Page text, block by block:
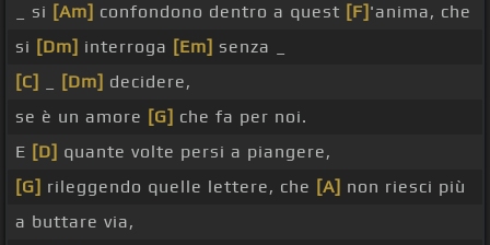
_ si [Am] confondono dentro a quest [F] 'anima, che
si [Dm] interroga [Em] senza _
[C]
[Dm] decidere,
se è un amore [G] che fa per noi.
E [D] quante volte persi a piangere,
[G] rileggendo quelle lettere, che [A] non riesci più
a buttare via,